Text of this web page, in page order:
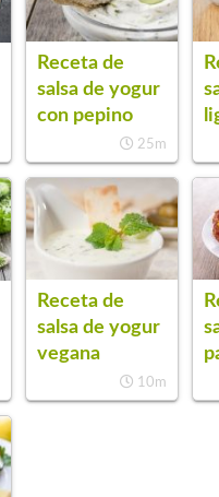
Receta de
salsa de yogur
con pepino
25m
Receta de
salsa de yogur
vegana
10m